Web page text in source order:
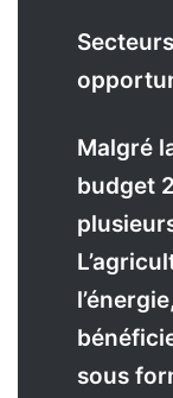
Malgré
budget
sous